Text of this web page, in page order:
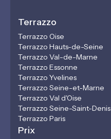
Terrazzo
Terrazzo Oise
Terrazzo Hauts-de-Seine
Terrazzo Val-de-Marne
Terrazzo Essonne
Terrazzo Yvelines
Terrazzo Seine-et-Marne
Terrazzo Val d'Oise
Terrazzo Seine-Saint-Denis
Terrazzo Paris
Prix